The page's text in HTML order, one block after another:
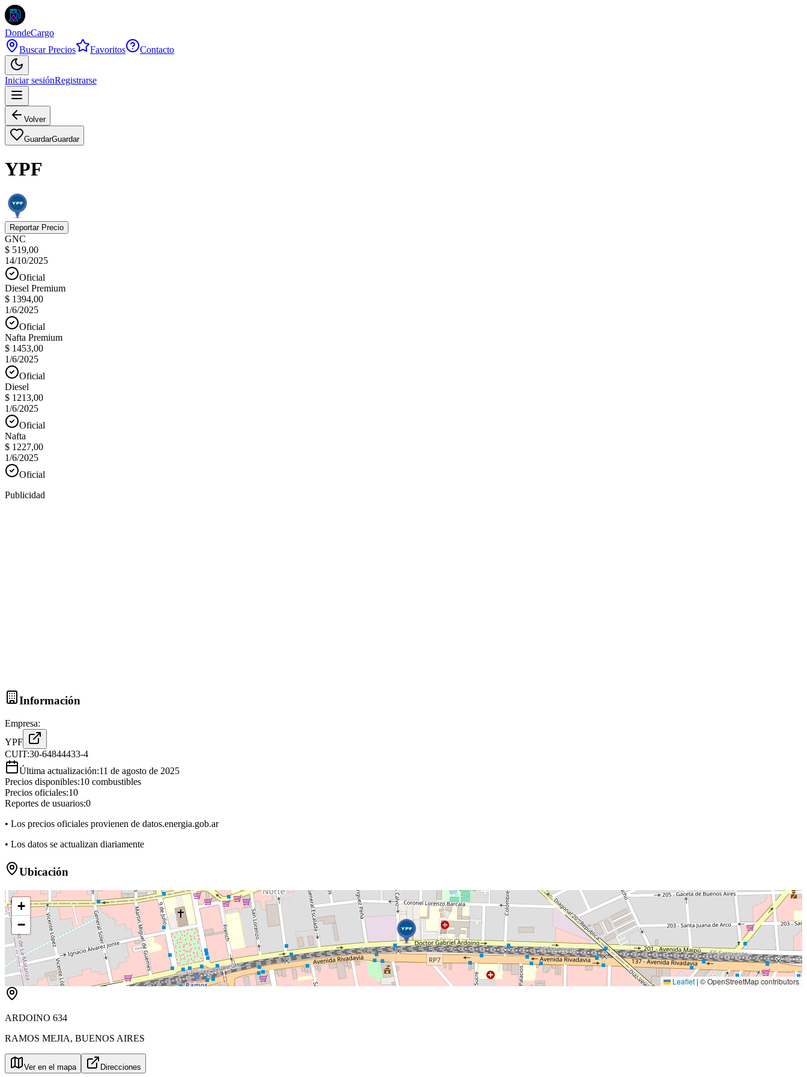
DondeCargo
Buscar Precios
Favoritos Contacto
Iniciar sesiónRegistrarse
Volver
GuardarGuardar
YPF
Reportar Precio
GNC
$ 519,00
14/10/2025
Oficial
Diesel Premium
$ 1394,00
1/6/2025
Oficial
Nafta Premium
$ 1453,00
1/6/2025
Oficial
Diesel
$ 1213,00
1/6/2025
Oficial
Nafta
$ 1227,00
1/6/2025
Oficial
Publicidad
Información
Empresa:
YPF
CUIT:30-64844433-4
Última actualización:11 de agosto de 2025
Precios disponibles:10 combustibles
Precios oficiales:10
Reportes de usuarios:0
• Los precios oficiales provienen de datos.energia.gob.ar
• Los datos se actualizan diariamente
Ubicación
+
−
Leaflet | © OpenStreetMap contributors
ARDOINO 634
RAMOS MEJIA, BUENOS AIRES
Ver en el mapa Direcciones